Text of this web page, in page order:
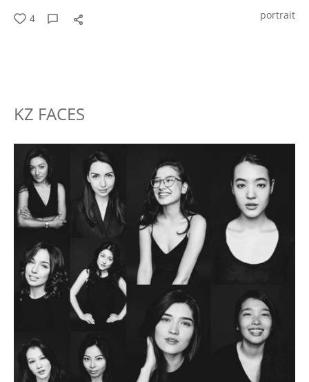
4 portrait
KZ FACES